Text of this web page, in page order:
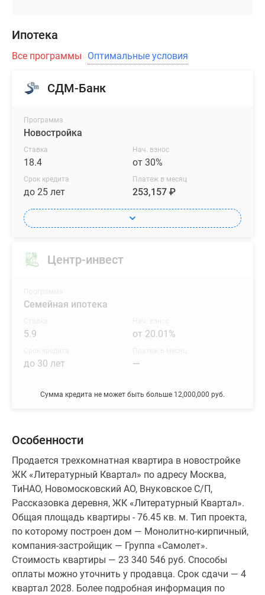
Ипотека
Все программы Оптимальные условия
СДМ-Банк
Программа
Новостройка
Ставка
18.4
Нач. взнос
от 30%
Срок кредита
до 25 лет
Платеж в месяц
253,157 ₽
Центр-инвест
Сумма кредита не может быть больше 12,000,000 руб.
Семейная ипотека
5.9 от 20.01%
до 30 лет —
Особенности
Продается трехкомнатная квартира в новостройке
ЖК «Литературный Квартал» по адресу Москва,
ТиНАО, Новомосковский АО, Внуковское С/П,
Рассказовка деревня, ЖК «Литературный Квартал».
Общая площадь квартиры - 76.45 кв. м. Тип проекта,
по которому построен дом — Монолитно-кирпичный,
компания-застройщик — Группа «Самолет».
Стоимость квартиры — 23 340 546 руб. Способы
оплаты можно уточнить у продавца. Срок сдачи — 4
квартал 2028. Более подробная информация по